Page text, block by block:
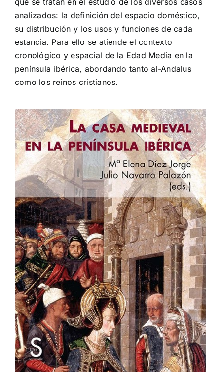
analizados: la definición del espacio doméstico,
su distribución y los usos y funciones de cada
estancia. Para ello se atiende el contexto
cronológico y espacial de la Edad Media en la
península ibérica, abordando tanto al-Andalus
como los reinos cristianos.